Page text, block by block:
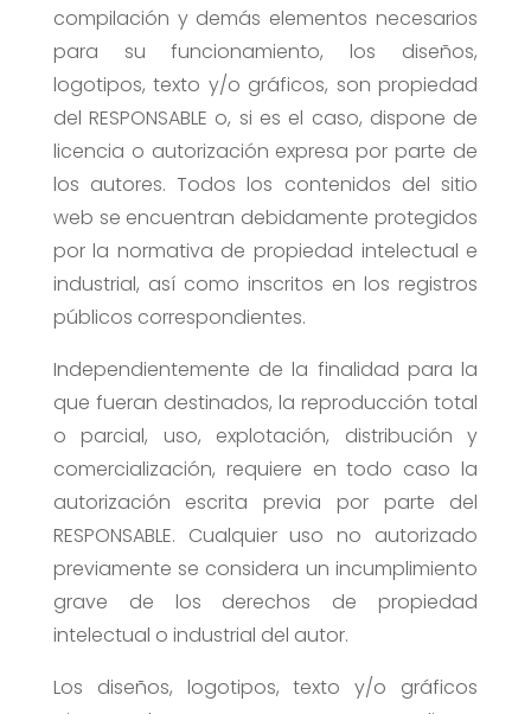
compilación y demás elementos necesarios
para su funcionamiento, los diseños,
logotipos, texto y/o gráficos, son propiedad
del RESPONSABLE o, si es el caso, dispone de
licencia o autorización expresa por parte de
los autores. Todos los contenidos del sitio
web se encuentran debidamente protegidos
por la normativa de propiedad intelectual e
industrial, así como inscritos en los registros
públicos correspondientes.
Independientemente de la finalidad para la
que fueran destinados, la reproducción total
o parcial, uso, explotación, distribución y
comercialización, requiere en todo caso la
autorización escrita previa por parte del
RESPONSABLE. Cualquier uso no autorizado
previamente se considera un incumplimiento
grave de los derechos de propiedad
intelectual o industrial del autor.
Los diseños, logotipos, texto y/o gráficos